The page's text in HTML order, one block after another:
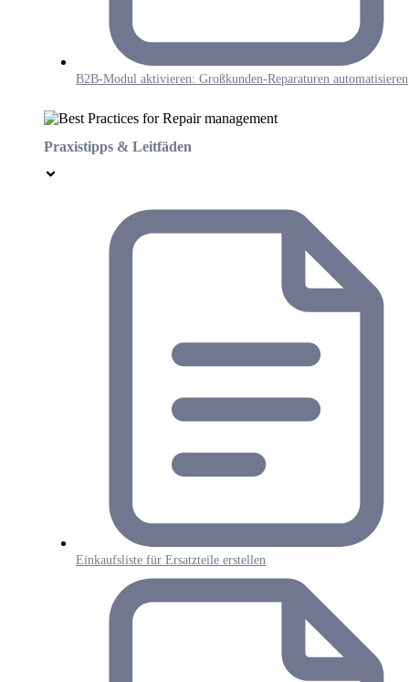
B2B-Modul aktivieren: Großkunden-Reparaturen automatisieren
Praxistipps & Leitfäden
Einkaufsliste für Ersatzteile erstellen